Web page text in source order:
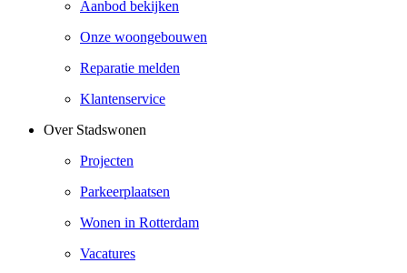
Aanbod bekijken
Onze woongebouwen
Reparatie melden
Klantenservice
Over Stadswonen
Projecten
Parkeerplaatsen
Wonen in Rotterdam
Vacatures